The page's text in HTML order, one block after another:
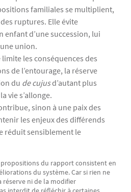
familiales se multiplient,
ruptures. Elle évite
enfant d’une succession, lui
union.
limite les conséquences des
de l’entourage, la réserve
du de cujusd’autant plus
vie s’allonge.
sinon à une paix des
les enjeux des différends
réduit sensiblement le
du rapport consistent en
du système. Car si rien ne
réserve ni de la modifier